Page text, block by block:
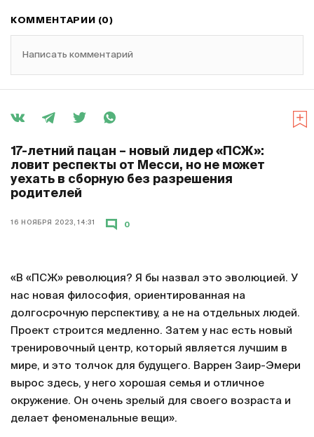
КОММЕНТАРИИ (0)
Написать комментарий
17-летний пацан – новый лидер «ПСЖ»:
ловит респекты от Месси, но не может
уехать в сборную без разрешения
родителей
16 НОЯБРЯ 2023, 14:31 0
«В «ПСЖ» революция? Я бы назвал это эволюцией. У
нас новая философия, ориентированная на
долгосрочную перспективу, а не на отдельных людей.
Проект строится медленно. Затем у нас есть новый
тренировочный центр, который является лучшим в
мире, и это толчок для будущего. Варрен Заир-Эмери
вырос здесь, у него хорошая семья и отличное
окружение. Он очень зрелый для своего возраста и
делает феноменальные вещи».